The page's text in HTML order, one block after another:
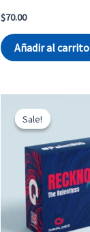
$70.00
Añadir al carrito
Sale!
Sale!